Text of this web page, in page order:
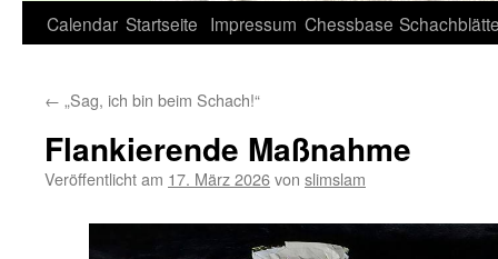
Calendar Startseite Impressum Chessbase
← „Sag, ich bin beim Schach!“
Flankierende Maßnahme
Veröffentlicht am 17. März 2026von slimslam